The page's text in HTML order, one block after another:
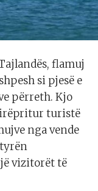
flamuj
si pjesë e
përreth. Kjo
turistë
nga vende
vizitorët të